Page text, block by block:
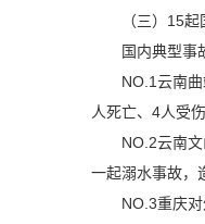
（三）15
国内典型事
NO.1云南
人死亡、4人受
NO.2云南
一起溺水事故，
NO.3重庆